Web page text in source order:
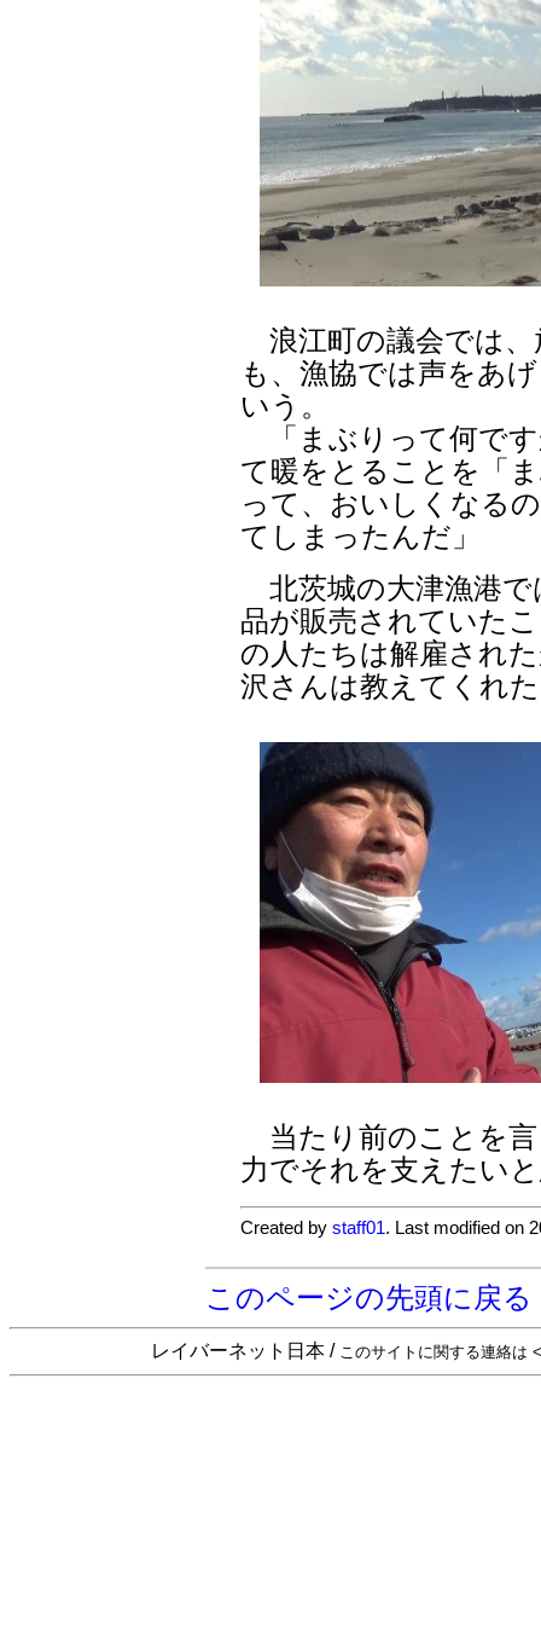
浪江町の議会では、
も、漁協では声をあ
いう。
「まぶりって何です
て暖をとることを「
って、おいしくなる
てしまったんだ」
北茨城の大津漁港で
品が販売されていた
の人たちは解雇され
沢さんは教えてくれ
当たり前のことを言
力でそれを支えたい
Created bystaff01. Last modified on
このページの先頭に戻る
レイバーネット日本 / このサイトに関する連絡は